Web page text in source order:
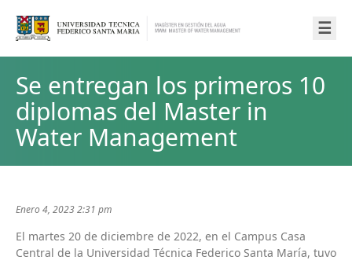
☰
Se entregan los primeros 10
diplomas del Master in
Water Management
Enero 4, 2023 2:31 pm
El martes 20 de diciembre de 2022, en el Campus Casa
Central de la Universidad Técnica Federico Santa María, tuvo